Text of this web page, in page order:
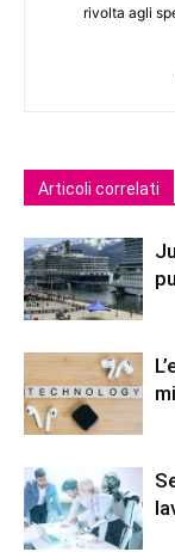
rivolta agli
Articoli correlati